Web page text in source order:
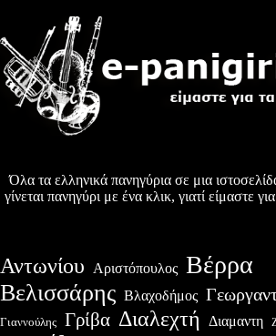
Όλα τα ελληνικά πανηγύρια σε μια
γίνεται πανηγύρι με ένα κλικ, γιατί είμαστε
Αντωνίου Αριστόπουλος Βέρρα
Βελισσάρης Βλαχοδήμος
Γιαννούλης Γρίβα Διαλεχτή Διαμαντη